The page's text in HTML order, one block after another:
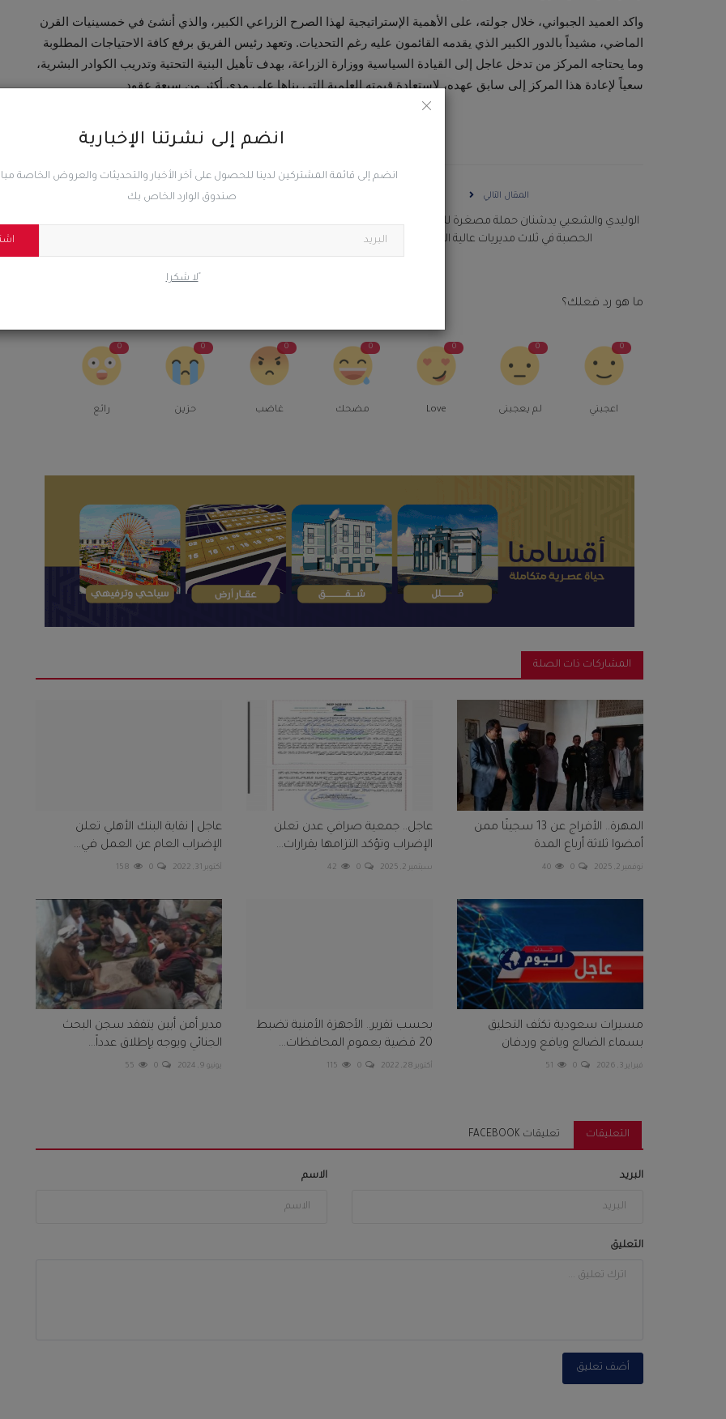
انضم إلى نشرتنا الإخبارية
انضم إلى قائمة المشتركين لدينا للحصول على آخر الأخبار والتحديثات والعروض الخاصة
صندوق الوارد الخاص بك
ًلا شكرا
واكد العميد الجبواني، خلال جولته، على الأهمية الإستراتيجية لهذا الصرح الزراعي الكبير، والذي أنشئ في خمسينيات القرن
الماضي، مشيداً بالدور الكبير الذي يقدمه القائمون عليه رغم التحديات. وتعهد رئيس الفريق برفع كافة الاحتياجات المطلوبة
وما يحتاجه المركز من تدخل عاجل إلى القيادة السياسية ووزارة الزراعة، بهدف تأهيل البنية التحتية وتدريب الكوادر البشرية،
سعياً لإعادة هذا المركز إلى سابق عهده، لاستعادة قيمته العلمية التي بناها على مدى أكثر من سبعة عقود
المقال السابق المقال التالي
الوليدي والشعبي يدشنان حملة مصغرة للتحصين ضد مرض
الحصبة في ثلاث مديريات عالية الخطورة...
ما هو رد فعلك؟
0
اعجبني
0
لم يعجبنى
0
Love
0
مضحك
0
غاضب
0
حزين
0
رائع
المشاركات ذات الصلة
المهرة.. الأفراج عن 13 سجينًا ممن
أمضوا ثلاثة أرباع المدة
نوفمبر 2, 2025 0
40
عاجل.. جمعية صرافي عدن تعلن
الإضراب وتؤكد التزامها بقرارات...
سبتمبر 2, 2025 0
42
عاجل | نقابة البنك الأهلي تعلن
الإضراب العام عن العمل في...
أكتوبر 31, 2022 0
158
مسيرات سعودية تكثف التحليق
بسماء الضالع ويافع وردفان
فبراير 3, 2026 0
51
بحسب تقرير.. الأجهزة الأمنية تضبط
20 قضية بعموم المحافظات...
أكتوبر 28, 2022 0
115
مدير أمن أبين يتفقد سجن البحث
الجنائي ويوجه بإطلاق عدداً...
يونيو 9, 2024 0
55
التعليقات تعليقات FACEBOOK
الاسم البريد
التعليق
أضف تعليق